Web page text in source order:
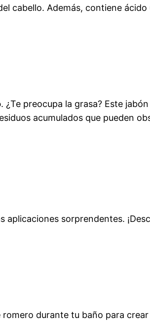
cabello. Además, contiene ácido
. ¿Te preocupa la grasa? Este
acumulados que pueden
sorprendentes.
romero durante tu baño para